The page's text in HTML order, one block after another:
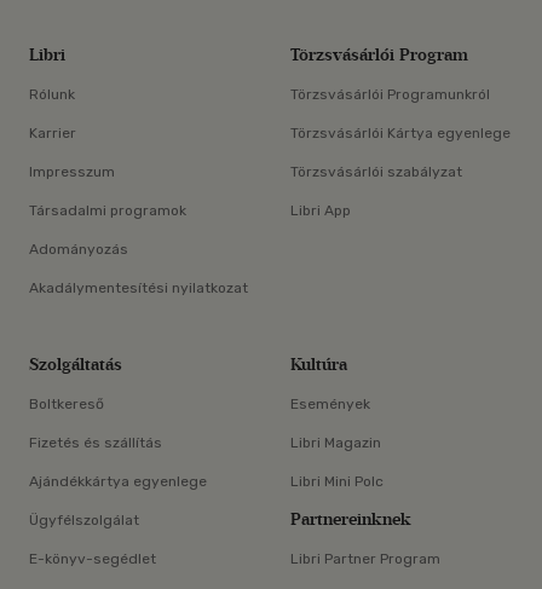
Libri
Rólunk
Karrier
Impresszum
Társadalmi programok
Adományozás
Akadálymentesítési nyilatkozat
Törzsvásárlói Program
Törzsvásárlói Programunkról
Törzsvásárlói Kártya egyenlege
Törzsvásárlói szabályzat
Libri App
Szolgáltatás
Boltkereső
Fizetés és szállítás
Ajándékkártya egyenlege
Ügyfélszolgálat
E-könyv-segédlet
Kultúra
Események
Libri Magazin
Libri Mini Polc
Partnereinknek
Libri Partner Program